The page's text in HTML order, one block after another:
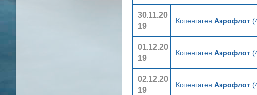
30.11.20
19
Копенгаген Аэрофлот
01.12.20
19
Копенгаген Аэрофлот
02.12.20
19
Копенгаген Аэрофлот